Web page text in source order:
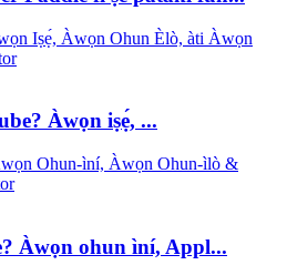
Àwọn iṣẹ́, ...
Àwọn ohun ìní, Appl...